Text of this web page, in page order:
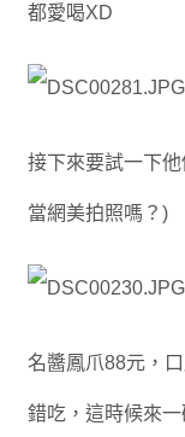
都愛喝XD
接下來要試一下
當網美拍照嗎？)
名醬鳳爪88元，
錯吃，這時候來